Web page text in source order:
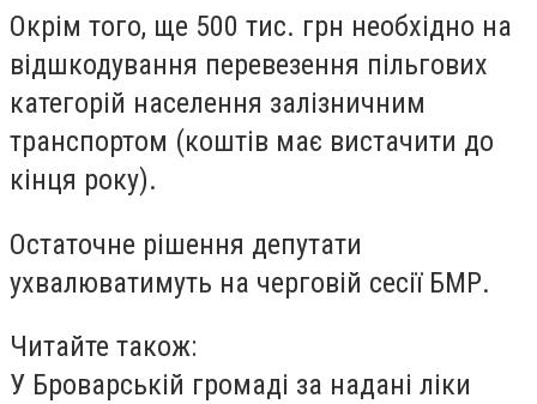
Окрім того, ще 500 тис. грн необхідно на
відшкодування перевезення пільгових
категорій населення залізничним
транспортом (коштів має вистачити до
кінця року).
Остаточне рішення депутати
ухвалюватимуть на черговій сесії БМР.
Читайте також:
У Броварській громаді за надані ліки